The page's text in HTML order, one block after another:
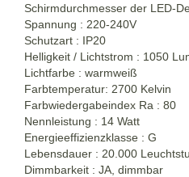
Schirmdurchmesser der LED-
Spannung : 220-240V
Schutzart : IP20
Helligkeit / Lichtstrom : 1050
Lichtfarbe : warmweiß
Farbtemperatur: 2700 Kelvin
Farbwiedergabeindex Ra : 80
Nennleistung : 14 Watt
Energieeffizienzklasse : G
Lebensdauer : 20.000
Dimmbarkeit : JA, dimmbar